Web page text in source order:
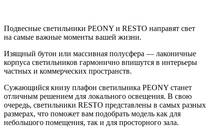
Подвесные светильники PEONY и RESTO направят свет
на самые важные моменты вашей жизни.
Изящный бутон или массивная полусфера — лаконичные
корпуса светильников гармонично впишутся в интерьеры
частных и коммерческих пространств.
Сужающийся книзу плафон светильника PEONY станет
отличным решением для локального освещения. В свою
очередь, светильники RESTO представлены в самых разных
размерах, что поможет вам подобрать модель как для
небольшого помещения, так и для просторного зала.